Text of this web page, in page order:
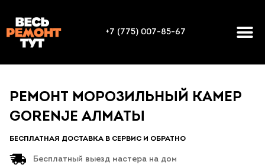
+7 (775) 007-85-67
РЕМОНТ МОРОЗИЛЬНЫЙ КАМЕР
GORENJE АЛМАТЫ
БЕСПЛАТНАЯ ДОСТАВКА В СЕРВИС И ОБРАТНО
Бесплатный выезд мастера на дом